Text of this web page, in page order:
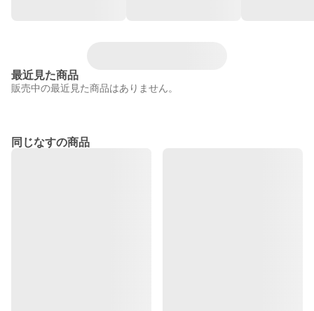
最近見た商品
販売中の最近見た商品はありません。
同じなすの商品